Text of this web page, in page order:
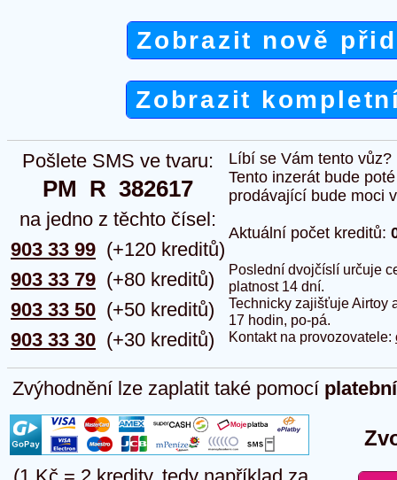
Zobrazit nově
Zobrazit
Pošlete SMS ve tvaru:
PM  R  382617
na jedno z těchto čísel:
903 33 99
903 33 79
903 33 50
903 33 30
(+120 kreditů)
(+80 kreditů)
(+50 kreditů)
(+30 kreditů)
Líbí se Vám tento
Tento inzerát bude
prodávající bude moci
Aktuální počet kreditů:
Poslední dvojčíslí určuje
platnost 14 dní.
Technicky zajišťuje Airtoy
17 hodin, po-pá.
Kontakt na provozovatele:
Zvýhodnění lze zaplatit také pomocí